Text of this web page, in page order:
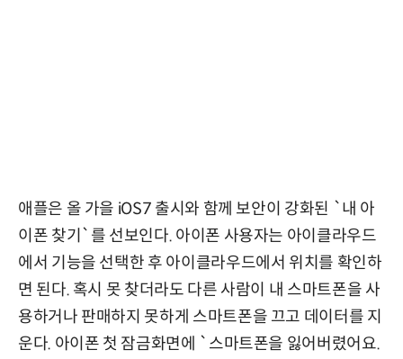
애플은 올 가을 iOS7 출시와 함께 보안이 강화된 `내 아
이폰 찾기`를 선보인다. 아이폰 사용자는 아이클라우드
에서 기능을 선택한 후 아이클라우드에서 위치를 확인하
면 된다. 혹시 못 찾더라도 다른 사람이 내 스마트폰을 사
용하거나 판매하지 못하게 스마트폰을 끄고 데이터를 지
운다. 아이폰 첫 잠금화면에 `스마트폰을 잃어버렸어요.